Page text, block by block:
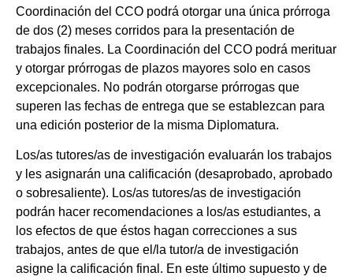
Coordinación del CCO podrá otorgar una única prórroga
de dos (2) meses corridos para la presentación de
trabajos finales. La Coordinación del CCO podrá merituar
y otorgar prórrogas de plazos mayores solo en casos
excepcionales. No podrán otorgarse prórrogas que
superen las fechas de entrega que se establezcan para
una edición posterior de la misma Diplomatura.
Los/as tutores/as de investigación evaluarán los trabajos
y les asignarán una calificación (desaprobado, aprobado
o sobresaliente). Los/as tutores/as de investigación
podrán hacer recomendaciones a los/as estudiantes, a
los efectos de que éstos hagan correcciones a sus
trabajos, antes de que el/la tutor/a de investigación
asigne la calificación final. En este último supuesto y de